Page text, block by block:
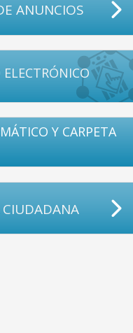
ANUNCIOS
ELECTRÓNICO
Y CARPETA